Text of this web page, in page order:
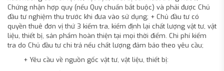
Chứng nhận hợp quy (nếu Quy chuẩn bắt buộc) và phải được Chủ
đầu tư nghiệm thu trước khi đưa vào sử dụng; + Chủ đầu tư có
quyền thuê đơn vị thứ 3 kiểm tra, kiểm định lại chất lượng vật tư, vật
liệu, thiết bị, sản phẩm hoàn thiện tại mọi thời điểm. Chi phí kiểm
tra do Chủ đầu tư chi trả nếu chất lượng đảm bảo theo yêu cầu;
+ Yêu cầu về nguồn gốc vật tư, vật liệu, thiết bị: